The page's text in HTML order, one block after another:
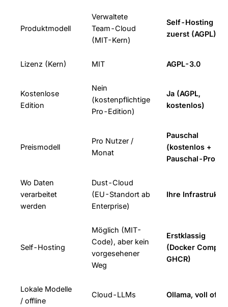
Produktmodell
Verwaltete
Team-Cloud
(MIT-Kern)
Self-Hosting
zuerst (AGPL)
Lizenz (Kern) MIT AGPL-3.0
Kostenlose
Edition
Nein
(kostenpflichtige
Pro-Edition)
Ja (AGPL,
kostenlos)
Preismodell
Pro Nutzer /
Monat
Pauschal
(kostenlos +
Pauschal-Pro)
Wo Daten
verarbeitet
werden
Dust-Cloud
(EU-Standort ab
Enterprise)
Ihre Infrastruktur
Self-Hosting
Möglich (MIT-
Code), aber kein
vorgesehener
Weg
Erstklassig
(Docker
GHCR)
Lokale Modelle
/ offline
Cloud-LLMs Ollama, voll